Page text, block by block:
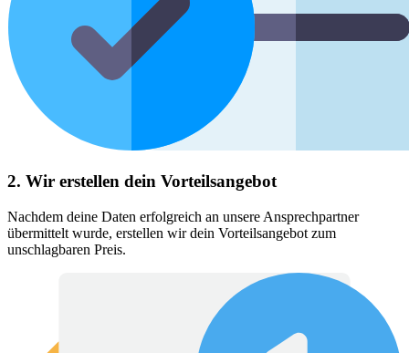
2. Wir erstellen dein Vorteilsangebot
Nachdem deine Daten erfolgreich an unsere Ansprechpartner
übermittelt wurde, erstellen wir dein Vorteilsangebot zum
unschlagbaren Preis.